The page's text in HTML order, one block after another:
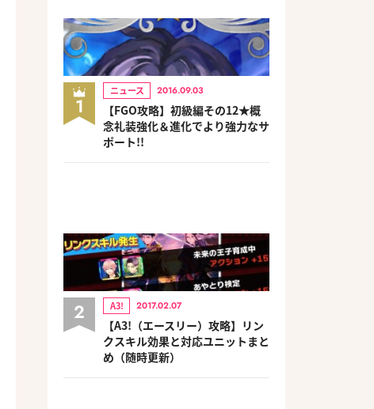
1
ニュース 2016.09.03
【FGO攻略】初級編その12★概
念礼装強化＆進化でより強力なサ
ポート!!
2 A3! 2017.02.07
【A3!（エースリー）攻略】リン
クスキル効果と対応ユニットまと
め（随時更新）